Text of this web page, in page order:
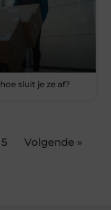
sluit je ze af?
5 Volgende »